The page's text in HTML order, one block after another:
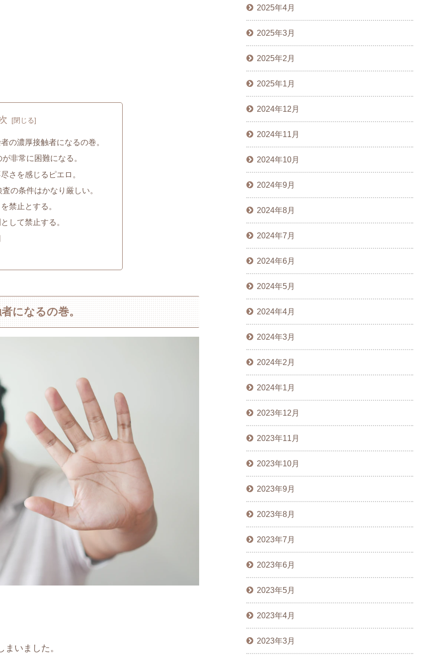
の濃厚接触者になるの巻。
非常に困難になる。
さを感じるピエロ。
の条件はかなり厳しい。
禁止とする。
して禁止する。
になるの巻。
いました。
2025年4月
2025年3月
2025年2月
2025年1月
2024年12月
2024年11月
2024年10月
2024年9月
2024年8月
2024年7月
2024年6月
2024年5月
2024年4月
2024年3月
2024年2月
2024年1月
2023年12月
2023年11月
2023年10月
2023年9月
2023年8月
2023年7月
2023年6月
2023年5月
2023年4月
2023年3月